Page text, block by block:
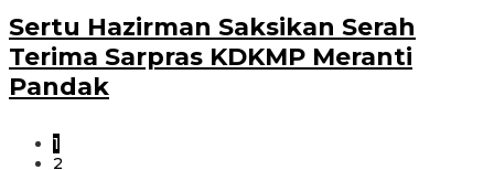
Sertu Hazirman Saksikan Serah
Terima Sarpras KDKMP Meranti
Pandak
1
2